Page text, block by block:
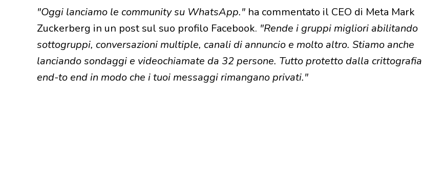
"Oggi lanciamo le community su WhatsApp." ha commentato il CEO di Meta Mark
Zuckerberg in un post sul suo profilo Facebook. "Rende i gruppi migliori abilitando
sottogruppi, conversazioni multiple, canali di annuncio e molto altro. Stiamo anche
lanciando sondaggi e videochiamate da 32 persone. Tutto protetto dalla crittografia
end-to end in modo che i tuoi messaggi rimangano privati."